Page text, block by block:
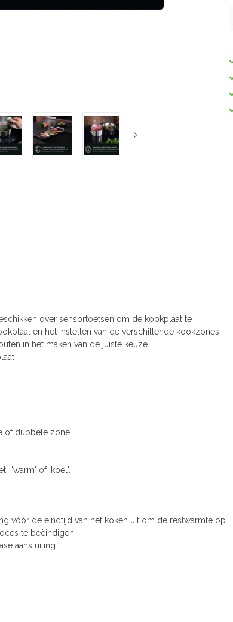
over sensortoetsen om de kookplaat te
en het instellen van de verschillende kookzones.
in het maken van de juiste keuze
of dubbele zone
'warm' of 'koel'.
vóór de eindtijd van het koken uit om de restwarmte op
te beëindigen.
aansluiting